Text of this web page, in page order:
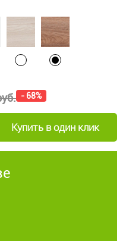
- 68%
Купить в один клик